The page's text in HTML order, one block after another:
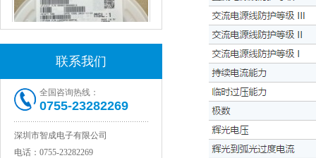
村田电感LQW15AN47NG80D
联系我们
全国咨询热线：
0755-23282269
深圳市智成电子有限公司
电话： 0755-23282269